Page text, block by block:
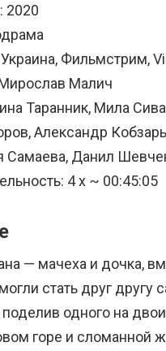
2020
Фильмстрим,
Малич
Таранник, Мила
Александр
Самаева, Данил
4 x ~ 00:45:05
— мачеха и дочка,
стать друг
поделив одного на
горе и сломанной